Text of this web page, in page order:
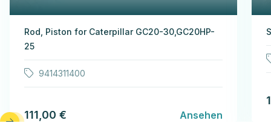
Rod, Piston for Caterpillar GC20-30,GC20HP-
25
9414311400
111,00 € Ansehen